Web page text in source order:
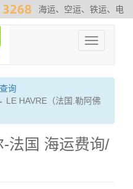
海运、空运、铁运、电
拖车、报关、仓库内装#非洲专
#伊朗海运专线
Toggle
navigation
询
HAVRE（法国.勒阿佛
法国 海运费询/